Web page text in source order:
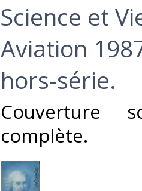
‎Science et
Aviation
hors-série.‎
‎Couverture
complète.‎